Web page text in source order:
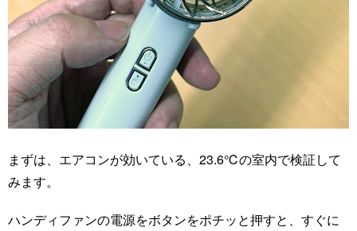
まずは、エアコンが効いている、23.6℃の室内で検証して
みます。
ハンディファンの電源をボタンをポチッと押すと、すぐに